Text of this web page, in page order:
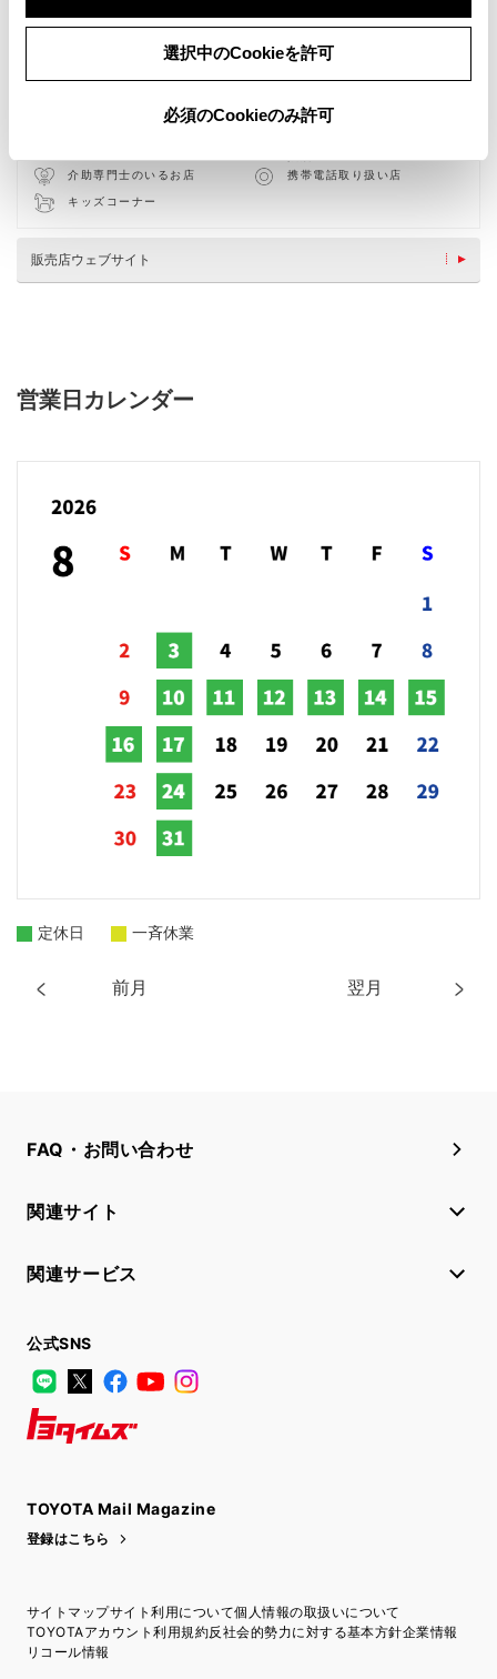
選択中のCookieを許可
必須のCookieのみ許可
WiFi
子供110番
介助専門士のいるお店
携帯電話取り扱い店
キッズコーナー
販売店ウェブサイト
営業日カレンダー
前月 翌月
定休日 一斉休業
FAQ・お問い合わせ
関連サイト
関連サービス
公式SNS
LINE
X FacebookYouTube
TOYOTA Mail Magazine
登録はこちら
サイトマップサイト利用について個人情報の取扱いについて
TOYOTAアカウント利用規約反社会的勢力に対する基本方針企業情報
リコール情報